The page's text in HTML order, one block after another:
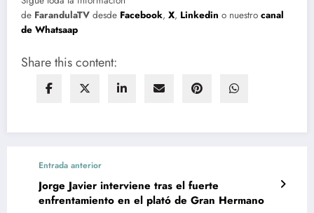
de FarandulaTV desde Facebook, X, Linkedin o nuestro canal
de Whatsaap
Share this content:
Entrada anterior
Jorge Javier interviene tras el fuerte
enfrentamiento en el plató de Gran Hermano